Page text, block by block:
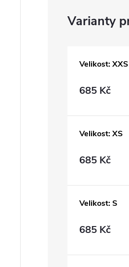
Velikost: XXS
685 Kč
Velikost: XS
685 Kč
Velikost: S
685 Kč